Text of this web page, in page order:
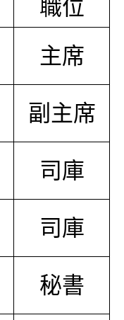
職位
主席
副主席
司庫
司庫
秘書